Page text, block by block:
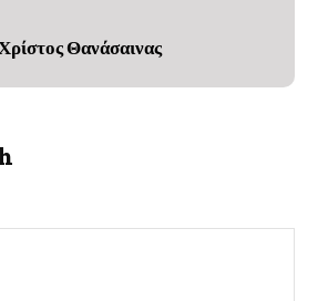
Θανάσαινας